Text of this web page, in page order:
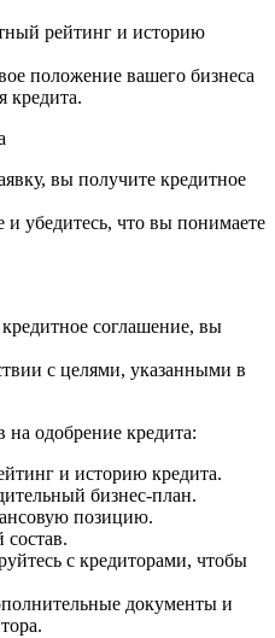
рейтинг и историю
положение вашего бизнеса
кредита.
вы получите кредитное
и убедитесь, что вы понимаете
соглашение, вы
с целями, указанными в
одобрение кредита:
и историю кредита.
бизнес-план.
позицию.
с кредиторами, чтобы
документы и